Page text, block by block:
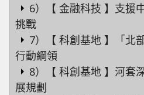
6）【 金融科技 】支援
挑戰
7）【 科創基地 】「北
行動綱領
8）【 科創基地 】河套
展規劃